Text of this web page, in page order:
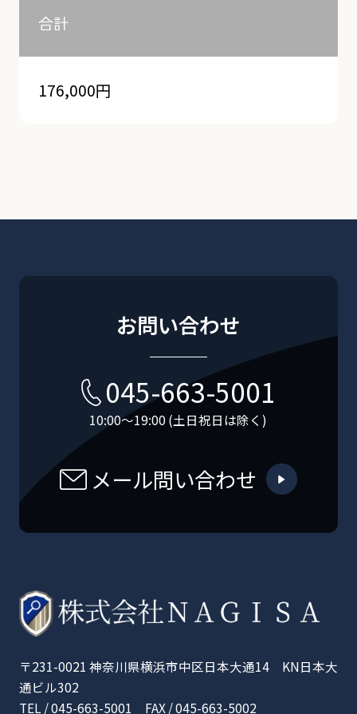
合計
176,000円
お問い合わせ
045-663-5001
10:00〜19:00 (土日祝日は除く)
メール問い合わせ
〒231-0021 神奈川県横浜市中区日本大通14 KN日本大
通ビル302
TEL / 045-663-5001 FAX / 045-663-5002